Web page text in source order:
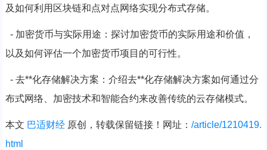
及如何利用区块链和点对点网络实现分布式存储。
- 加密货币与实际用途：探讨加密货币的实际用途和价值，
以及如何评估一个加密货币项目的可行性。
- 去**化存储解决方案：介绍去**化存储解决方案如何通过分
布式网络、加密技术和智能合约来改善传统的云存储模式。
本文 巴适财经原创，转载保留链接！网址： /article/1210419.
html